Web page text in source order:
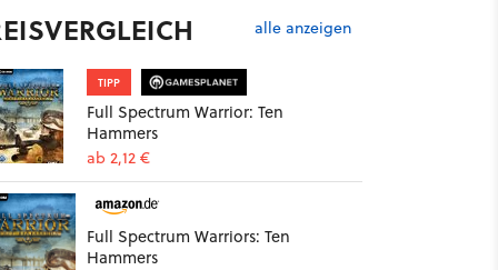
alle anzeigen
TIPP
Full Spectrum Warrior: Ten
Hammers
ab 2,12 €
Full Spectrum Warriors: Ten
Hammers